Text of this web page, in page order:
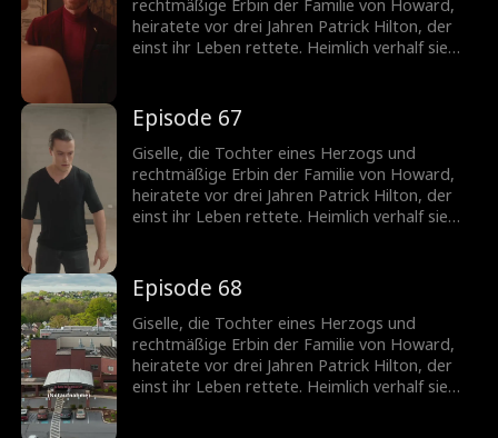
sehr er sie braucht, und setzt alles daran, sie
zurückzugewinnen.
rechtmäßige Erbin der Familie von Howard,
heiratete vor drei Jahren Patrick Hilton, der
einst ihr Leben rettete. Heimlich verhalf sie
verletzenden Kommentare von Becky trieben
die schwangere Giselle in die Verzweiflung. Sie
fordert die Scheidung. Patrick jedoch liebt nur
Giselle. Nach der Trennung erkennt er, wie
sehr er sie braucht, und setzt alles daran, sie
zurückzugewinnen.
Episode 67
Giselle, die Tochter eines Herzogs und
rechtmäßige Erbin der Familie von Howard,
heiratete vor drei Jahren Patrick Hilton, der
einst ihr Leben rettete. Heimlich verhalf sie
verletzenden Kommentare von Becky trieben
die schwangere Giselle in die Verzweiflung. Sie
fordert die Scheidung. Patrick jedoch liebt nur
Giselle. Nach der Trennung erkennt er, wie
sehr er sie braucht, und setzt alles daran, sie
zurückzugewinnen.
Episode 68
Giselle, die Tochter eines Herzogs und
rechtmäßige Erbin der Familie von Howard,
heiratete vor drei Jahren Patrick Hilton, der
einst ihr Leben rettete. Heimlich verhalf sie